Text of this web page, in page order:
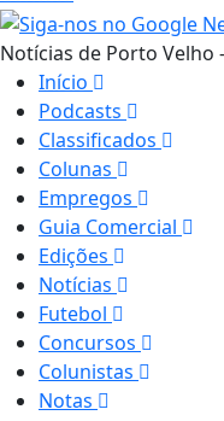
Notícias de Porto Velho
Início
Podcasts
Classificados
Colunas
Empregos
Guia Comercial
Edições
Notícias
Futebol
Concursos
Colunistas
Notas